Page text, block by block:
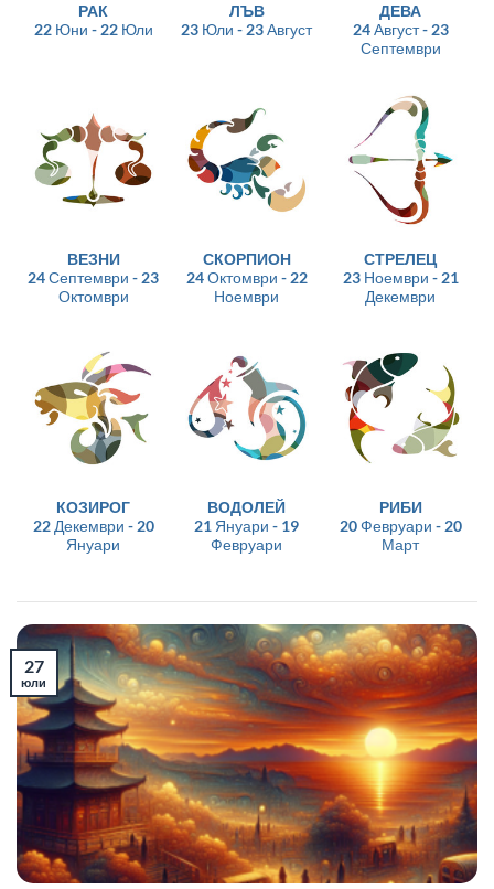
РАК
22 Юни - 22 Юли
ЛЪВ
23 Юли - 23 Август
ДЕВА
24 Август - 23
Септември
ВЕЗНИ
24 Септември - 23
Октомври
СКОРПИОН
24 Октомври - 22
Ноември
СТРЕЛЕЦ
23 Ноември - 21
Декември
КОЗИРОГ
22 Декември - 20
Януари
ВОДОЛЕЙ
21 Януари - 19
Февруари
РИБИ
20 Февруари - 20
Март
27
юли